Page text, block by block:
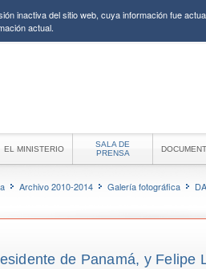
inactiva del sitio web, cuya información fue
actual.
EL MINISTERIO
SALA DE
PRENSA
Archivo 2010-2014 Galería fotográfica
de Panamá, y Felipe